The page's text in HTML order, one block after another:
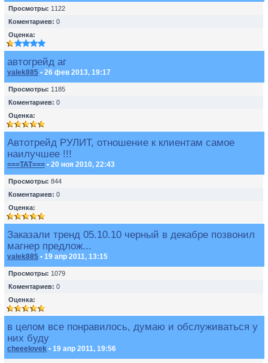
Просмотры: 1122
Коментариев: 0
Оценка:
автогрейд аг
valek885 • 26 фев 2013, 19:17
Просмотры: 1185
Коментариев: 0
Оценка:
Автотрейд РУЛИТ, отношение к клиентам самое
наилучшее !!!
===TAT=== • 20 ноя 2010, 22:43
Просмотры: 844
Коментариев: 0
Оценка:
Заказали тренд 05.10.10 черный в декабре позвонил
магнер предлож...
valek885 • 19 апр 2011, 13:15
Просмотры: 1079
Коментариев: 0
Оценка:
в целом все понравилось, думаю и обслуживаться у
них буду
cheeelovek • 19 апр 2011, 19:56